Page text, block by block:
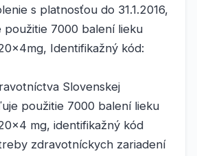
s platnosťou do 31.1.2016,
použitie 7000 balení lieku
Identifikažný kód:
Slovenskej
použitie 7000 balení lieku
mg, identifikažný kód
zdravotníckych zariadení